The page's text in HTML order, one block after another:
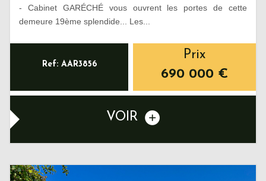
- Cabinet GARÉCHÉ vous ouvrent les portes de cette
demeure 19ème splendide... Les...
Ref: AAR3856
Prix
690 000 €
VOIR